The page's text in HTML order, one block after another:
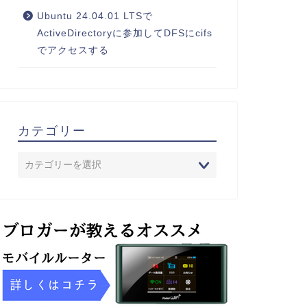
Ubuntu 24.04.01 LTSで
ActiveDirectoryに参加してDFSにcifs
でアクセスする
カテゴリー